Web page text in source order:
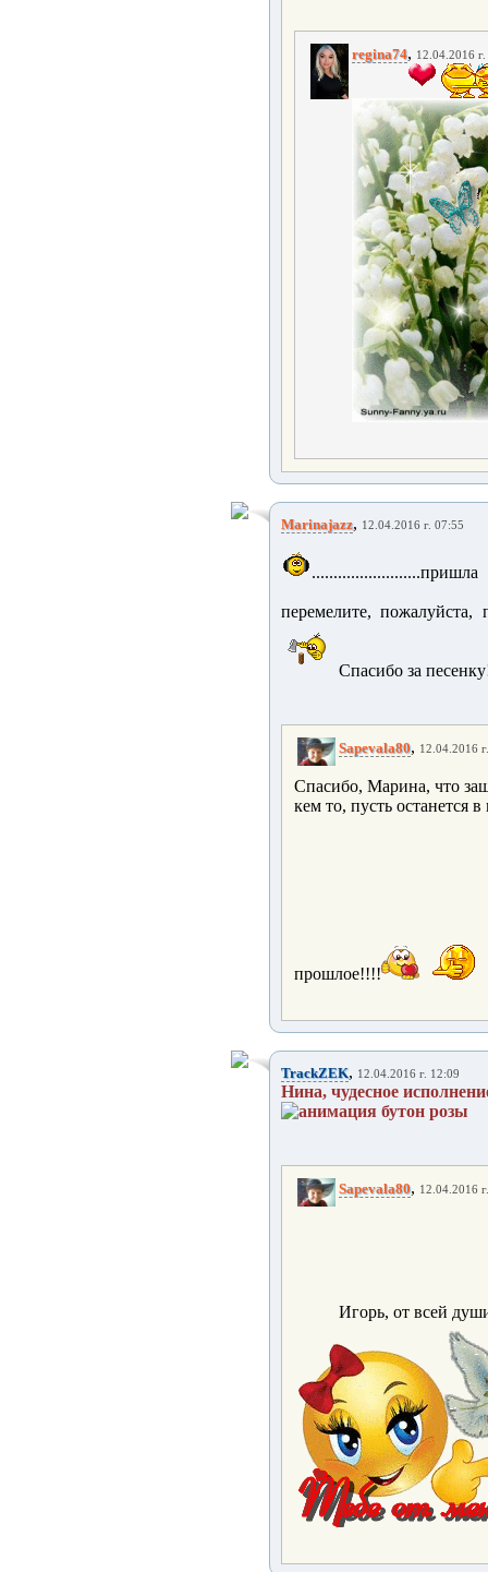
regina74, 12.04.2016
Marinajazz, 12.04.2016 г. 07:55
перемелите,
Спасибо за
Sapevala80, 12.04.2016
Спасибо, Марина, что
кем то, пусть
прошлое!!!!
TrackZEK, 12.04.2016 г. 12:09
Нина, чудесное
Sapevala80, 12.04.2016
Игорь, от всей